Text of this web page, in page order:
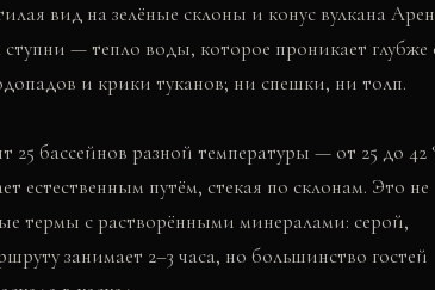
вид на зелёные склоны и конус вулкана
— тепло воды, которое проникает глубже
и крики туканов; ни спешки, ни толп.
25 бассейнов разной температуры — от 25 до 42
естественным путём, стекая по склонам. Это не
термы с растворёнными минералами: серой,
занимает 2–3 часа, но большинство гостей